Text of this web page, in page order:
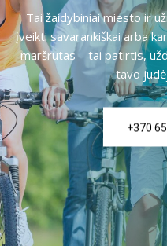
Tai žaidybiniai miesto ir
įveikti savarankiškai arba
maršrutas – tai patirtis,
tavo
+370